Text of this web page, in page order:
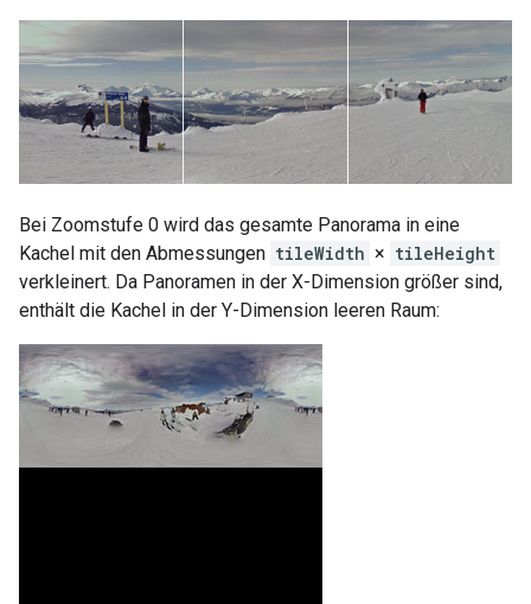
Bei Zoomstufe 0 wird das gesamte Panorama in eine
Kachel mit den Abmessungen tileWidth × tileHeight
verkleinert. Da Panoramen in der X-Dimension größer sind,
enthält die Kachel in der Y-Dimension leeren Raum: